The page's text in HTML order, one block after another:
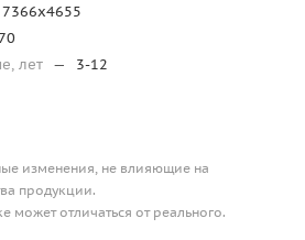
7366х4655
лет —
3-12
изменения, не влияющие на
продукции.
может отличаться от реального.